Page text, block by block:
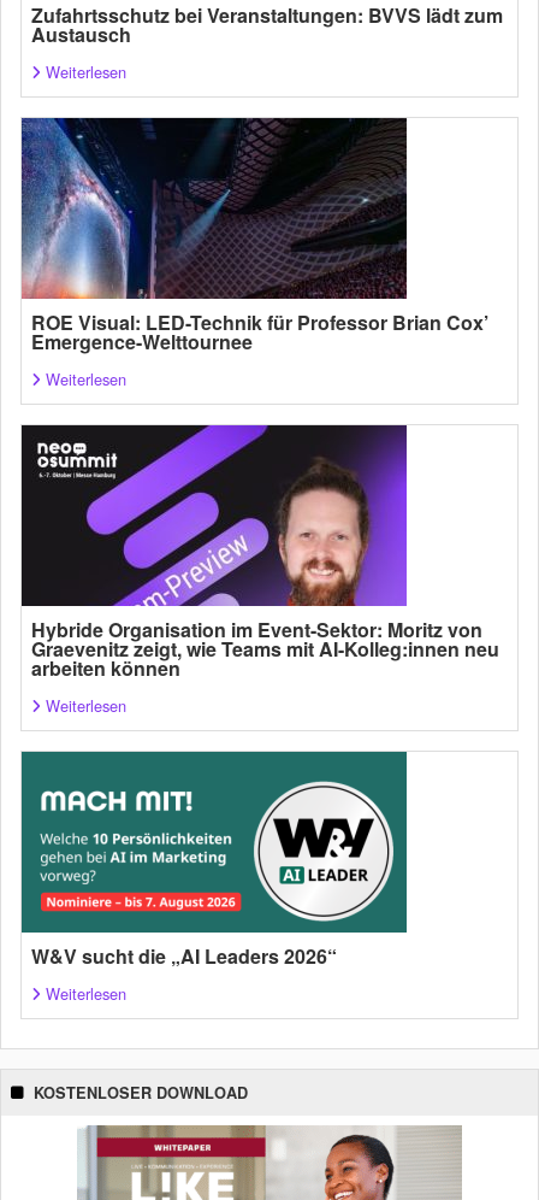
Zufahrtsschutz bei Veranstaltungen: BVVS lädt zum
Austausch
Weiterlesen
ROE Visual: LED-Technik für Professor Brian Cox’
Emergence-Welttournee
Weiterlesen
Hybride Organisation im Event-Sektor: Moritz von
Graevenitz zeigt, wie Teams mit AI-Kolleg:innen neu
arbeiten können
Weiterlesen
W&V sucht die „AI Leaders 2026“
Weiterlesen
KOSTENLOSER DOWNLOAD